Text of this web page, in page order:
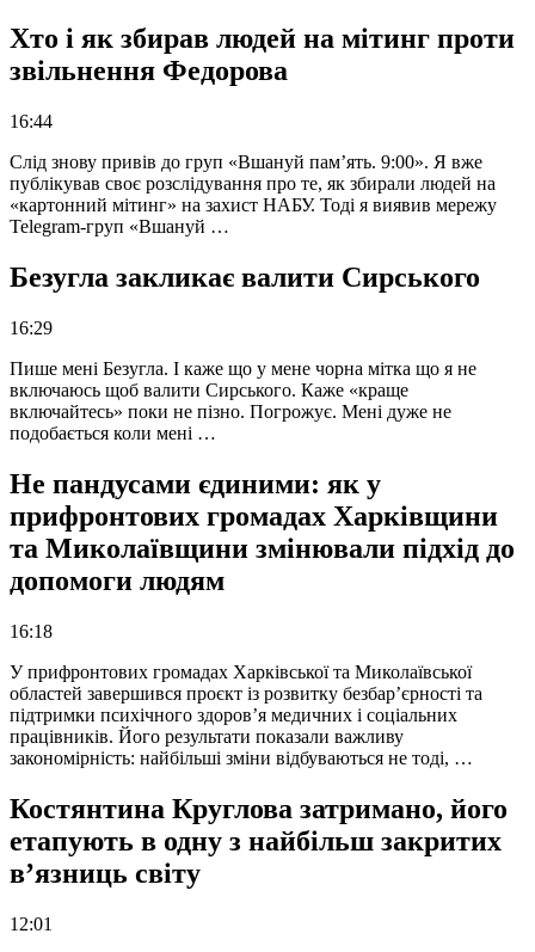
Хто і як збирав людей на мітинг проти
звільнення Федорова
16:44
Слід знову привів до груп «Вшануй пам’ять. 9:00». Я вже
публікував своє розслідування про те, як збирали людей на
«картонний мітинг» на захист НАБУ. Тоді я виявив мережу
Telegram-груп «Вшануй …
Безугла закликає валити Сирського
16:29
Пише мені Безугла. І каже що у мене чорна мітка що я не
включаюсь щоб валити Сирського. Каже «краще
включайтесь» поки не пізно. Погрожує. Мені дуже не
подобається коли мені …
Не пандусами єдиними: як у
прифронтових громадах Харківщини
та Миколаївщини змінювали підхід до
допомоги людям
16:18
У прифронтових громадах Харківської та Миколаївської
областей завершився проєкт із розвитку безбар’єрності та
підтримки психічного здоров’я медичних і соціальних
працівників. Його результати показали важливу
закономірність: найбільші зміни відбуваються не тоді, …
Костянтина Круглова затримано, його
етапують в одну з найбільш закритих
в’язниць світу
12:01